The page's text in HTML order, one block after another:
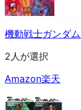
機動戦士ガンダ
2人が選択
Amazon楽天